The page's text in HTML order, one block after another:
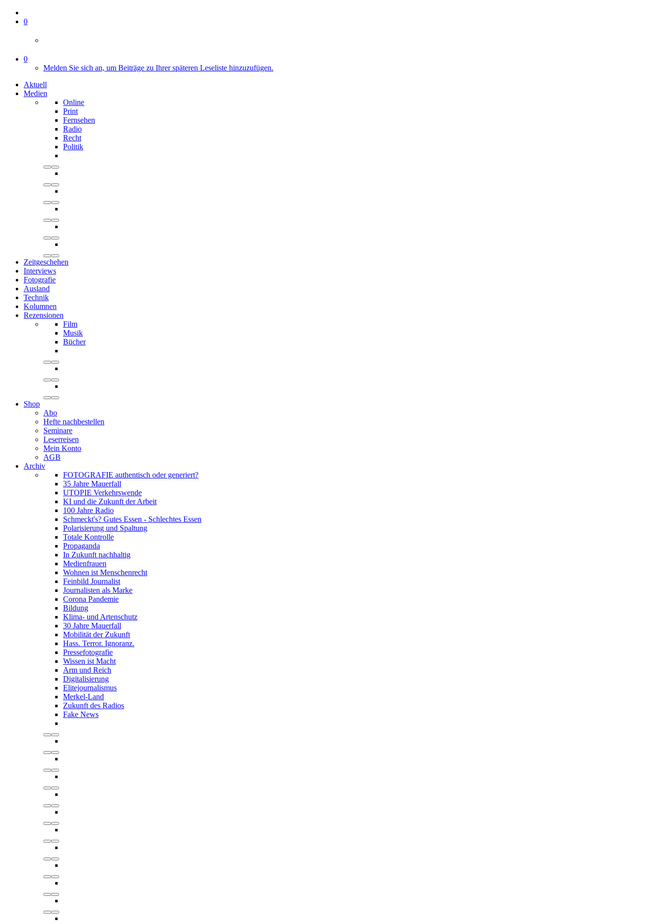
0
0
Melden Sie sich an, um Beiträge zu Ihrer späteren Leseliste hinzuzufügen.
Aktuell
Medien
Online
Print
Fernsehen
Radio
Recht
Politik
Zeitgeschehen
Interviews
Fotografie
Ausland
Technik
Kolumnen
Rezensionen
Film
Musik
Bücher
Shop
Abo
Hefte nachbestellen
Seminare
Leserreisen
Mein Konto
AGB
Archiv
FOTOGRAFIE authentisch oder generiert?
35 Jahre Mauerfall
UTOPIE Verkehrswende
KI und die Zukunft der Arbeit
100 Jahre Radio
Schmeckt's? Gutes Essen - Schlechtes Essen
Polarisierung und Spaltung
Totale Kontrolle
Propaganda
In Zukunft nachhaltig
Medienfrauen
Wohnen ist Menschenrecht
Feinbild Journalist
Journalisten als Marke
Corona Pandemie
Bildung
Klima- und Artenschutz
30 Jahre Mauerfall
Mobilität der Zukunft
Hass. Terror. Ignoranz.
Pressefotografie
Wissen ist Macht
Arm und Reich
Digitalisierung
Elitejournalismus
Merkel-Land
Zukunft des Radios
Fake News